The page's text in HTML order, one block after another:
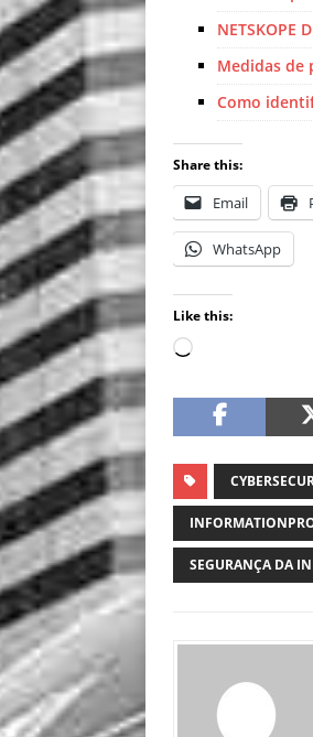
NETSKOPE
Medidas de
Como
Share this:
Email
WhatsApp
Like this:
SEGURANÇA DA